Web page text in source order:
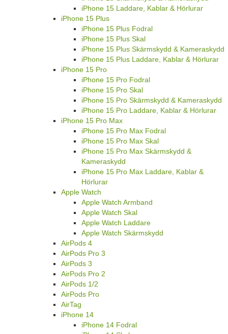
iPhone 15 Laddare, Kablar & Hörlurar
iPhone 15 Plus
iPhone 15 Plus Fodral
iPhone 15 Plus Skal
iPhone 15 Plus Skärmskydd & Kameraskydd
iPhone 15 Plus Laddare, Kablar & Hörlurar
iPhone 15 Pro
iPhone 15 Pro Fodral
iPhone 15 Pro Skal
iPhone 15 Pro Skärmskydd & Kameraskydd
iPhone 15 Pro Laddare, Kablar & Hörlurar
iPhone 15 Pro Max
iPhone 15 Pro Max Fodral
iPhone 15 Pro Max Skal
iPhone 15 Pro Max Skärmskydd &
Kameraskydd
iPhone 15 Pro Max Laddare, Kablar &
Hörlurar
Apple Watch
Apple Watch Armband
Apple Watch Skal
Apple Watch Laddare
Apple Watch Skärmskydd
AirPods 4
AirPods Pro 3
AirPods 3
AirPods Pro 2
AirPods 1/2
AirPods Pro
AirTag
iPhone 14
iPhone 14 Fodral